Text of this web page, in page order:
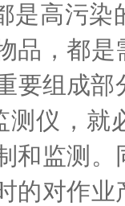
是高污染
品，都
要组成
测仪，就
和监测
的对作